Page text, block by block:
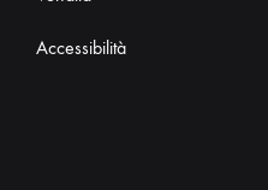
Accessibilità